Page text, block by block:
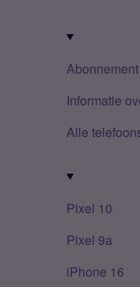
Informatie
Alle
Pixel 10
Pixel 9a
iPhone 16